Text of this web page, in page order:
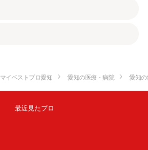
マイベストプロ愛知 愛知の医療・病院 愛知
最近見たプロ